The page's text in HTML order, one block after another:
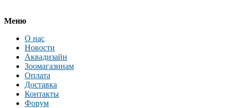
Меню
О нас
Новости
Аквадизайн
Зоомагазинам
Оплата
Доставка
Контакты
Форум